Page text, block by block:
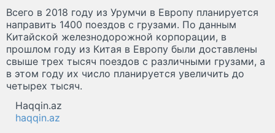
Всего в 2018 году из Урумчи в Европу планируется
направить 1400 поездов с грузами. По данным
Китайской железнодорожной корпорации, в
прошлом году из Китая в Европу были доставлены
свыше трех тысяч поездов с различными грузами, а
в этом году их число планируется увеличить до
четырех тысяч.
Haqqin.az
haqqin.az